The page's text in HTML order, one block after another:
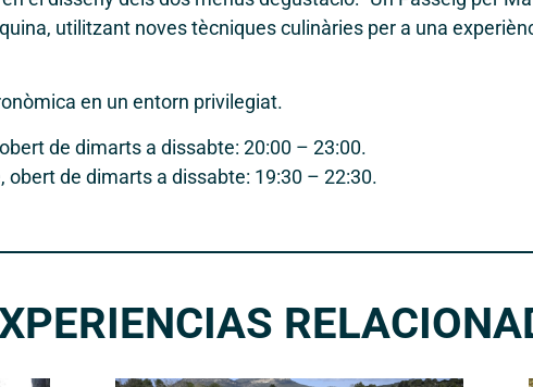
utilitzant noves tècniques culinàries per a una
en un entorn privilegiat.
de dimarts a dissabte: 20:00 – 23:00.
obert de dimarts a dissabte: 19:30 – 22:30.